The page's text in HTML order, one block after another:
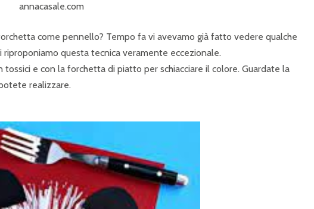
annacasale.com
come pennello? Tempo fa vi avevamo già fatto vedere qualche
questa tecnica veramente eccezionale.
e con la forchetta di piatto per schiacciare il colore. Guardate la
realizzare.